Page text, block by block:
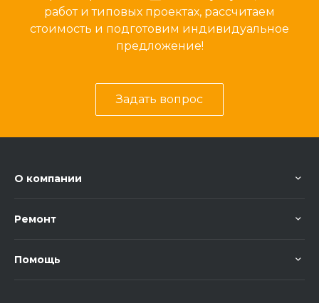
работ и типовых проектах, рассчитаем
стоимость и подготовим индивидуальное
предложение!
Задать вопрос
О компании
Ремонт
Помощь